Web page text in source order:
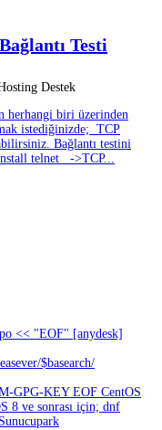
Testi
Destek
herhangi biri üzerinden
istediğinizde; TCP
Bağlantı testini
telnet ->TCP...
<< "EOF" [anydesk]
$basearch/
GPG-KEY EOF CentOS
8 ve sonrası için; dnf